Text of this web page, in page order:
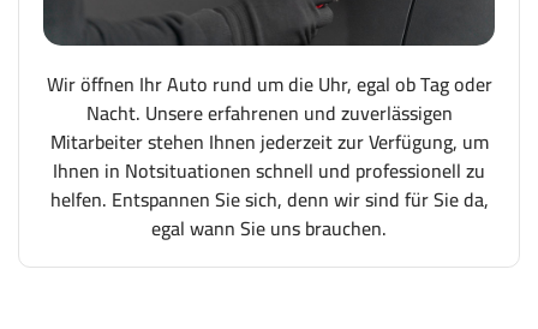
Wir öffnen Ihr Auto rund um die Uhr, egal ob Tag oder
Nacht. Unsere erfahrenen und zuverlässigen
Mitarbeiter stehen Ihnen jederzeit zur Verfügung, um
Ihnen in Notsituationen schnell und professionell zu
helfen. Entspannen Sie sich, denn wir sind für Sie da,
egal wann Sie uns brauchen.